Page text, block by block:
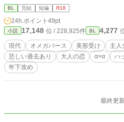
を選んだ佐倉が、その先に見つける幸せ
なお話を目指して、赦しをテーマに書いてみました。 全28話
外フェロモンα×元攻めα ⭐︎主人公受けですが、攻め視
の設定をお借りして、オリジナル要素を入
BL 完結 短編 R18
24h.ポイント 49pt
小説 17,148 位 / 228,925件 BL 4,277
現代 オメガバース 美形受け
主人
悲しい過去あり
大人の恋 α×α ハ
年下攻め
最終更